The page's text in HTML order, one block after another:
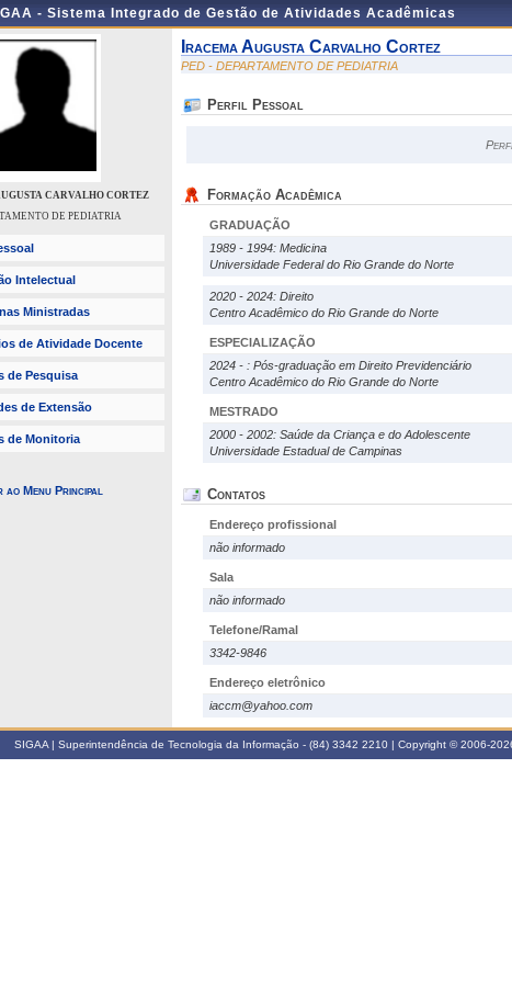
- Sistema Integrado de Gestão de Atividades Acadêmicas
CARVALHO CORTEZ
DE PEDIATRIA
Intelectual
Ministradas
de Atividade Docente
de Pesquisa
de Extensão
de Monitoria
ao Menu Principal
Iracema Augusta Carvalho Cortez
PED - DEPARTAMENTO DE PEDIATRIA
Perfil Pessoal
Formação Acadêmica
GRADUAÇÃO
1989 - 1994: Medicina
Universidade Federal do Rio Grande do Norte
2020 - 2024: Direito
Centro Acadêmico do Rio Grande do Norte
ESPECIALIZAÇÃO
2024 - : Pós-graduação em Direito Previdenciário
Centro Acadêmico do Rio Grande do Norte
MESTRADO
2000 - 2002: Saúde da Criança e do Adolescente
Universidade Estadual de Campinas
Contatos
Endereço profissional
não informado
Sala
não informado
Telefone/Ramal
3342-9846
Endereço eletrônico
iaccm@yahoo.com
SIGAA | Superintendência de Tecnologia da Informação - (84) 3342 2210 | Copyright © 2006-